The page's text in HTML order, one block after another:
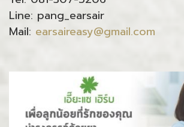
Line: pang_earsair
Mail: earsaireasy@gmail.com